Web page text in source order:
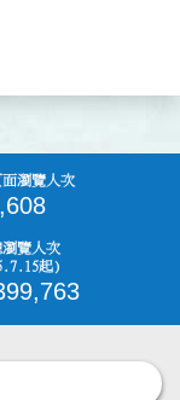
瀏覽人次
瀏覽人次
起)